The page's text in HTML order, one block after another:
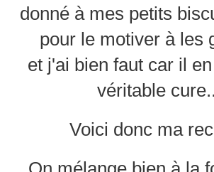
donné à mes petits
pour le motiver à les
et j'ai bien faut car il
véritable
Voici donc ma